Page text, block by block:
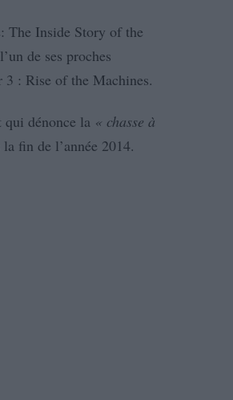
The Inside Story of the
de ses proches
: Rise of the Machines.
qui dénonce la « chasse à
fin de l’année 2014.